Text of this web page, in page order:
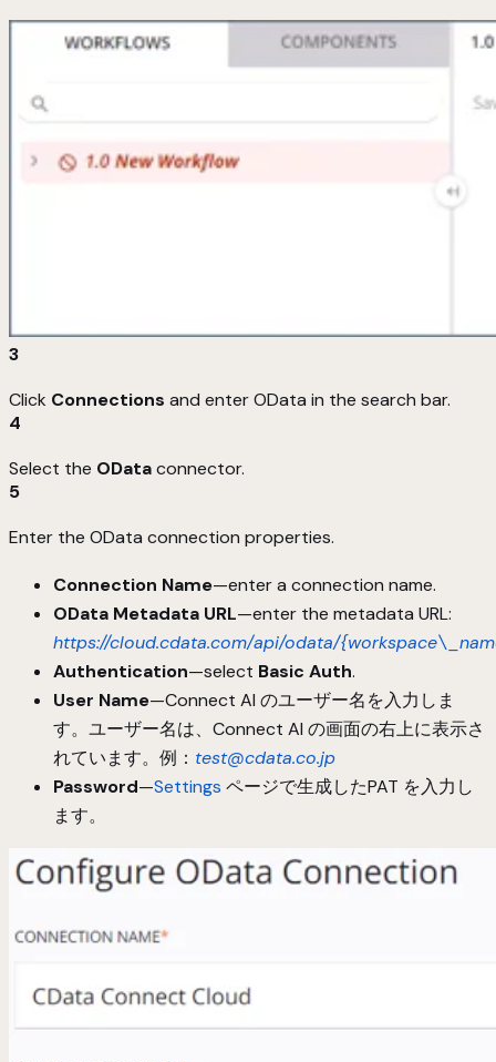
3
Click Connections and enter OData in the search bar.
4
Select the ODataconnector.
5
Enter the OData connection properties.
Connection Name—enter a connection name.
OData Metadata URL—enter the metadata URL:
https://cloud.cdata.com/api/odata/
Authentication—select Basic Auth.
User Name—Connect AI のユーザー名を入力しま
す。ユーザー名は、Connect AI の画面の右上に表示さ
れています。例： test@cdata.co.jp
Password—Settings ページで生成したPAT を入力し
ます。